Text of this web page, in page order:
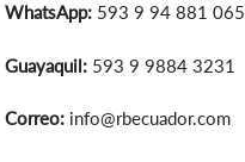
WhatsApp: 593 9 94 881 065
Guayaquil: 593 9 9884 3231
Correo: info@rbecuador.com